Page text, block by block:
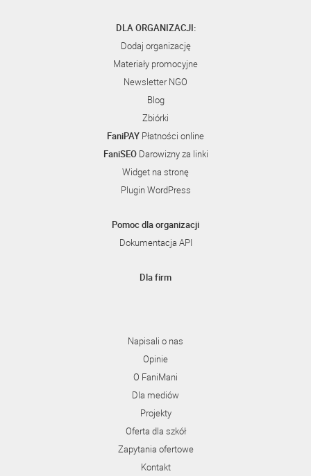
DLA ORGANIZACJI:
Dodaj organizację
Materiały promocyjne
Newsletter NGO
Blog
Zbiórki
FaniPAY Płatności online
FaniSEODarowizny za linki
Widget na stronę
Plugin WordPress
Pomoc dla organizacji
Dokumentacja API
Dla firm
Napisali o nas
Opinie
O FaniMani
Dla mediów
Projekty
Oferta dla szkół
Zapytania ofertowe
Kontakt